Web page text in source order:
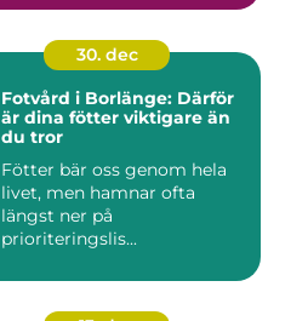
30. dec
Fotvård i Borlänge: Därför
är dina fötter viktigare än
du tror
Fötter bär oss genom hela
livet, men hamnar ofta
längst ner på
prioriteringslis...